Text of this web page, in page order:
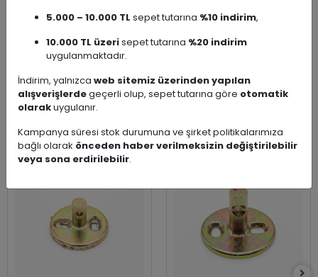
Ürün
Çeşidi
Çöp Kovası
5.000 – 10.000 TL sepet tutarına %10 indirim,
10.000 TL üzerisepet tutarına %20 indirim
uygulanmaktadır.
İndirim, yalnızca web sitemiz üzerinden yapılan
alışverişlerdegeçerli olup, sepet tutarına göre otomatik
olarakuygulanır.
Kampanya süresi stok durumuna ve şirket politikalarımıza
bağlı olarak önceden haber verilmeksizin değiştirilebilir
veya sona erdirilebilir.